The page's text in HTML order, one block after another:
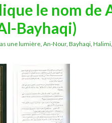
le nom de
Bayhaqi)
une lumière, An-Nour, Bayhaqi, Halimi,